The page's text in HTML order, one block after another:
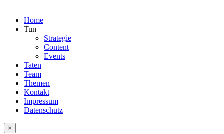
Home
Tun
Strategie
Content
Events
Taten
Team
Themen
Kontakt
Impressum
Datenschutz
×